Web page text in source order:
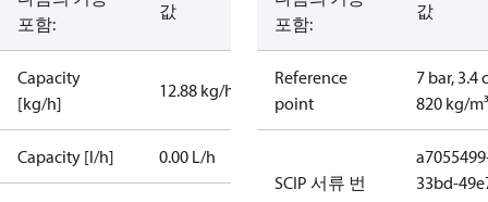
포함:
값
Capacity
[kg/h]
12.88 kg/h
Capacity [l/h] 0.00 L/h
포함:
값
Reference
point
7 bar, 3.4
820 kg/m³
SCIP 서류 번
33bd-